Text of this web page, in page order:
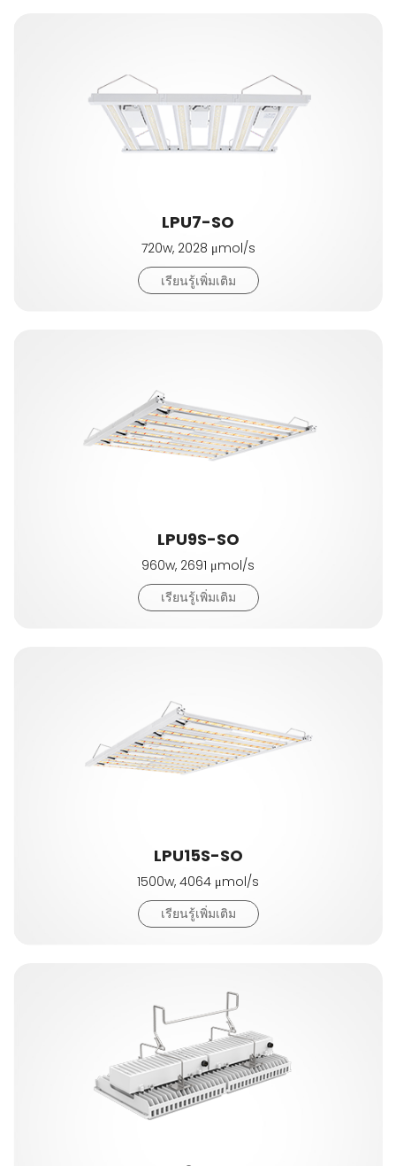
LPU7-SO
720w, 2028 μmol/s
เรียนรู้เพิ่มเติม
LPU9S-SO
960w, 2691 μmol/s
เรียนรู้เพิ่มเติม
LPU15S-SO
1500w, 4064 μmol/s
เรียนรู้เพิ่มเติม